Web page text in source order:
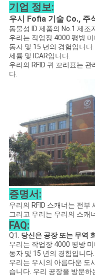
사
이
트
맵
POLICY
기업 정보:
우시 Fofia 기술 Co., 주
동물성 ID 제품의 No.1 제조
우리는 작업장 4000 평방
동자 및 15 년의 경험입니
세륨 및 ICAR입니다.
우리의 RFID 귀 꼬리표는
다.
증명서:
우리의 RFID 스캐너는 전부
그리고 우리는 우리의 스캐
FAQ:
Q1. 당신은 공장 또는 무역
우리는 작업장 4000 평방
동자 및 15 년의 경험입니다.
우리는 우시의 아름다운 도
습니다. 우리 공장을 방문하